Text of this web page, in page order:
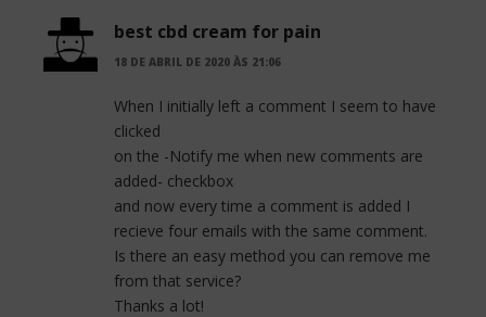
best cbd cream for pain
18 DE ABRIL DE 2020 ÀS 21:06
When I initially left a comment I seem to have
clicked
on the -Notify me when new comments are
added- checkbox
and now every time a comment is added I
recieve four emails with the same comment.
Is there an easy method you can remove me
from that service?
Thanks a lot!